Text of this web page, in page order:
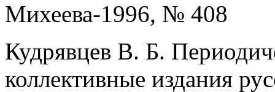
Михеева-1996, № 408
Кудрявцев В. Б.
коллективные издания